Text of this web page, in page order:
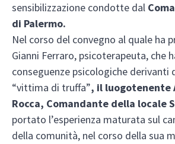
sensibilizzazione condotte dal
di Palermo.
Nel corso del convegno al quale ha
Gianni Ferraro, psicoterapeuta, che
conseguenze psicologiche derivanti
“vittima di truffa”, il luogotenente
Rocca, Comandante della locale
portato l’esperienza maturata sul
della comunità, nel corso della sua